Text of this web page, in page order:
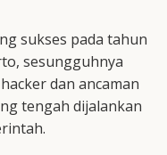
sukses pada tahun
sesungguhnya
dan ancaman
tengah dijalankan